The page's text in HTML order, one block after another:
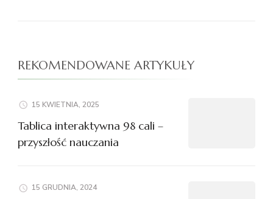
REKOMENDOWANE ARTYKUŁY
15 KWIETNIA, 2025
Tablica interaktywna 98 cali –
przyszłość nauczania
15 GRUDNIA, 2024